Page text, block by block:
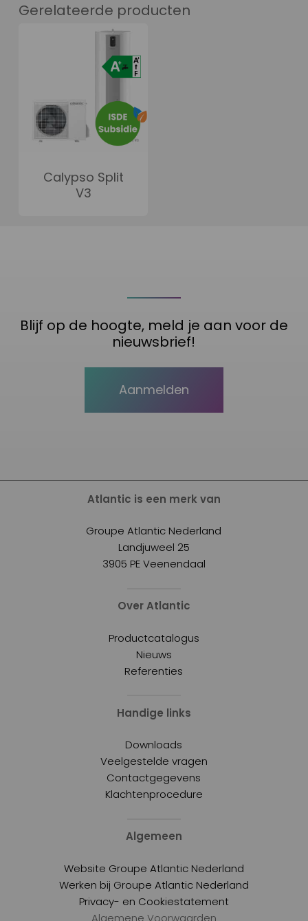
Gerelateerde producten
Calypso Split
V3
Blijf op de hoogte, meld je aan voor de
nieuwsbrief!
Aanmelden
Atlantic is een merk van
Groupe Atlantic Nederland
Landjuweel 25
3905 PE Veenendaal
Over Atlantic
Productcatalogus
Nieuws
Referenties
Handige links
Downloads
Veelgestelde vragen
Contactgegevens
Klachtenprocedure
Algemeen
Website Groupe Atlantic Nederland
Werken bij Groupe Atlantic Nederland
Privacy- en Cookiestatement
Algemene Voorwaarden